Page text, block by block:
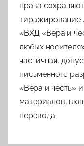
права
тиражирование
«ВХД «Вера и
любых
частичная,
письменного
«Вера и честь»
материалов,
перевода.